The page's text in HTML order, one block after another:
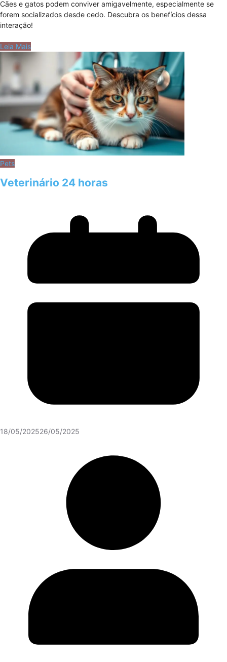
Cães e gatos podem conviver amigavelmente, especialmente se
forem socializados desde cedo. Descubra os benefícios dessa
interação!
Leia Mais
Pets
Veterinário 24 horas
18/05/202526/05/2025